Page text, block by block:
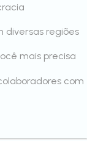
diversas regiões
mais precisa
com